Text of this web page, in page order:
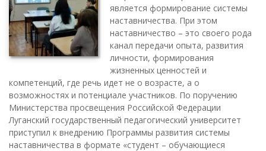
является формирование системы
наставничества. При этом
наставничество – это своего рода
канал передачи опыта, развития
личности, формирования
жизненных ценностей и
компетенций, где речь идет не о возрасте, а о
возможностях и потенциале участников. По поручению
Министерства просвещения Российской Федерации
Луганский государственный педагогический университет
приступил к внедрению Программы развития системы
наставничества в формате «студент – обучающиеся